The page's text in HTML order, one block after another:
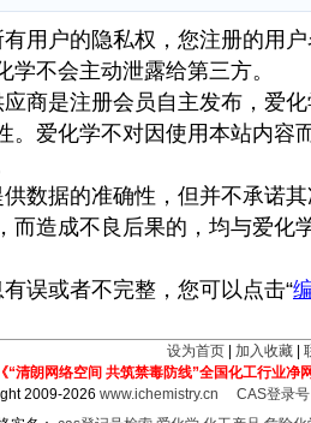
用户的隐私权，您注册的用
不会主动泄露给第三方。
商是注册会员自主发布，爱
。爱化学不对因使用本站内容
数据的准确性，但并不承诺
而造成不良后果的，均与爱化
误或者不完整，您可以点击“
设为首页 加入收藏
《“清朗网络空间 共筑禁毒防线”全国化工行业净
2009-2026www.ichemistry.cn
CAS登录